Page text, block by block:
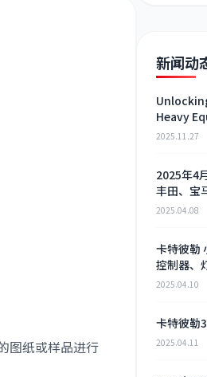
图纸或样品进行
新闻动
Heavy
Harness
2025.11.27
2025年4
丰田、宝
2025.04.08
卡特彼勒
控制器、
2025年4
2025.04.10
卡特彼勒
2025.04.11